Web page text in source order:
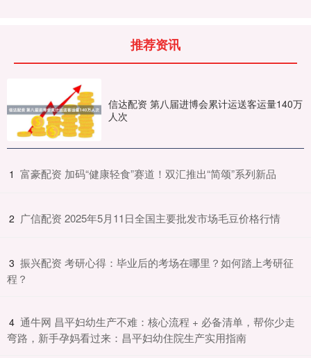
推荐资讯
信达配资 第八届进博会累计运送客运量140万
人次
1 ​富豪配资 加码“健康轻食”赛道！双汇推出“简颂”系列新品
2 ​广信配资 2025年5月11日全国主要批发市场毛豆价格行情
3 ​振兴配资 考研心得：毕业后的考场在哪里？如何踏上考研征
程？
4 ​通牛网 昌平妇幼生产不难：核心流程 + 必备清单，帮你少走
弯路，新手孕妈看过来：昌平妇幼住院生产实用指南